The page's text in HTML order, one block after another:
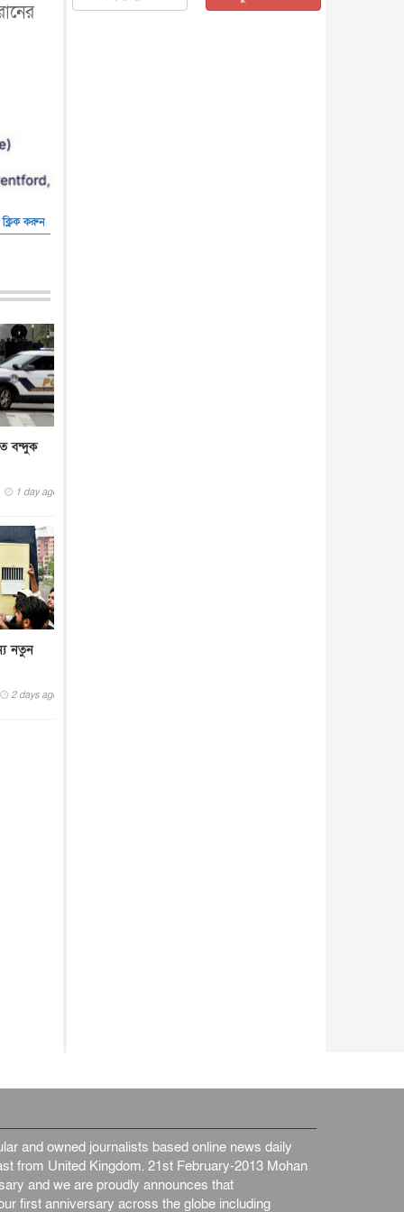
ক্লিক করুন
বন্দুক
1 day ago
নতুন
2 days ago
জাতীয় ৫ আগস্ট, ২০২৬
and owned journalists based online news daily
from United Kingdom. 21st February-2013 Mohan
and we are proudly announces that
first anniversary across the globe including